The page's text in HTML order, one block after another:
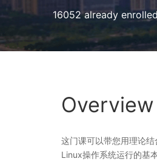
16052 already enrolled
Overview
这门课可以带您用理论
Linux操作系统运行的基